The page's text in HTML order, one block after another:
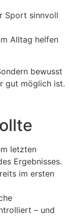
Sport sinnvoll
Alltag helfen
bewusst
gut möglich ist.
letzten
Ergebnisses.
im ersten
– und